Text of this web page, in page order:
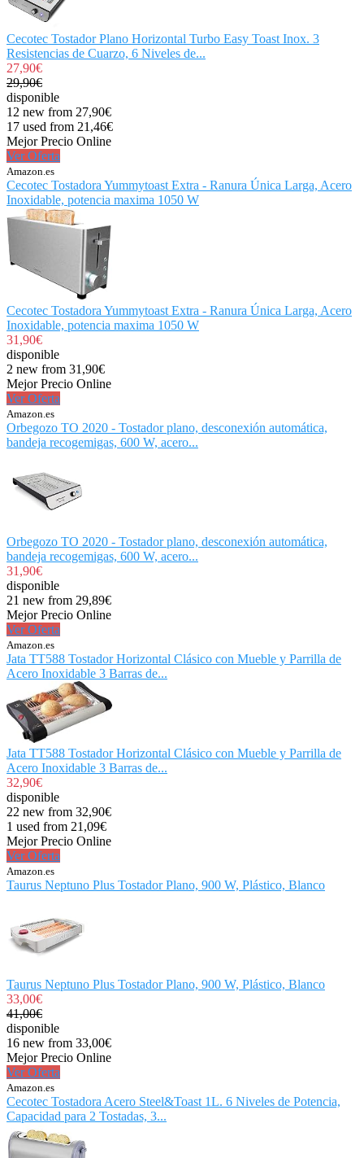
Cecotec Tostador Plano Horizontal Turbo Easy Toast Inox. 3
Resistencias de Cuarzo, 6 Niveles de...
27,90€
29,90€
disponible
12 new from 27,90€
17 used from 21,46€
Mejor Precio Online
Ver Oferta
Amazon.es
Cecotec Tostadora Yummytoast Extra - Ranura Única Larga, Acero
Inoxidable, potencia maxima 1050 W
Cecotec Tostadora Yummytoast Extra - Ranura Única Larga, Acero
Inoxidable, potencia maxima 1050 W
31,90€
disponible
2 new from 31,90€
Mejor Precio Online
Ver Oferta
Amazon.es
Orbegozo TO 2020 - Tostador plano, desconexión automática,
bandeja recogemigas, 600 W, acero...
Orbegozo TO 2020 - Tostador plano, desconexión automática,
bandeja recogemigas, 600 W, acero...
31,90€
disponible
21 new from 29,89€
Mejor Precio Online
Ver Oferta
Amazon.es
Jata TT588 Tostador Horizontal Clásico con Mueble y Parrilla de
Acero Inoxidable 3 Barras de...
Jata TT588 Tostador Horizontal Clásico con Mueble y Parrilla de
Acero Inoxidable 3 Barras de...
32,90€
disponible
22 new from 32,90€
1 used from 21,09€
Mejor Precio Online
Ver Oferta
Amazon.es
Taurus Neptuno Plus Tostador Plano, 900 W, Plástico, Blanco
Taurus Neptuno Plus Tostador Plano, 900 W, Plástico, Blanco
33,00€
41,00€
disponible
16 new from 33,00€
Mejor Precio Online
Ver Oferta
Amazon.es
Cecotec Tostadora Acero Steel&Toast 1L. 6 Niveles de Potencia,
Capacidad para 2 Tostadas, 3...